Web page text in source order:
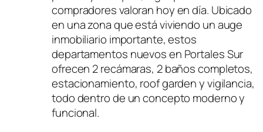
compradores valoran hoy en día. Ubicado
en una zona que está viviendo un auge
inmobiliario importante, estos
departamentos nuevos en Portales Sur
ofrecen 2 recámaras, 2 baños completos,
estacionamiento, roof garden y vigilancia,
todo dentro de un concepto moderno y
funcional.